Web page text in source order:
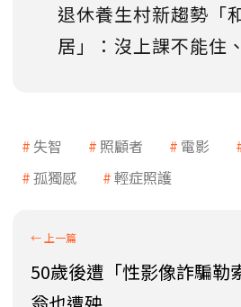
退休養生村新趨勢「
居」：沒上課不能住
失智 照顧者 電影
孤獨感
輕症照護
50歲後遭「性影像詐騙勒